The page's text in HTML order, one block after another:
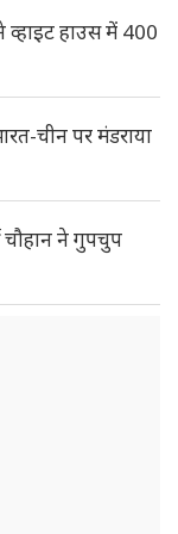
व्हाइट हाउस में 400
चीन पर मंडराया
चौहान ने गुपचुप